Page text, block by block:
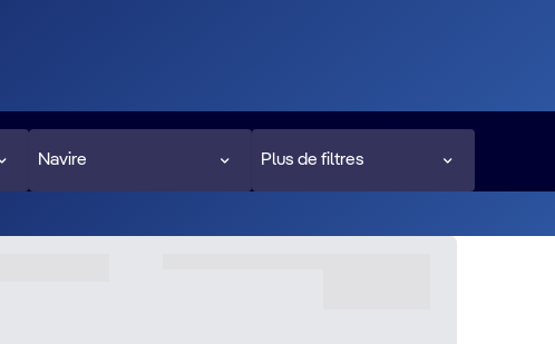
Navire Plus de filtres